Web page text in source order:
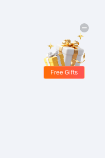
Free Gifts